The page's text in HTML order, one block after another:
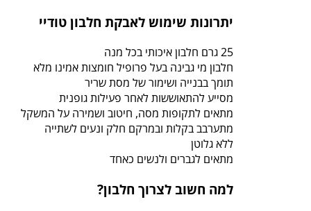
יתרונות שימוש לאבקת חלבון טודיי
25 גרם חלבון איכותי בכל מנה
חלבון מי גבינה בעל פרופיל חומצות אמינו מלא
תומך בבנייה ושימור של מסת שריר
מסייע להתאוששות לאחר פעילות גופנית
מתאים לתקופות מסה, חיטוב ושמירה על המשקל
מתערבב בקלות ובמרקם חלק ונעים לשתייה
ללא גלוטן
מתאים לגברים ולנשים כאחד
למה חשוב לצרוך חלבון?